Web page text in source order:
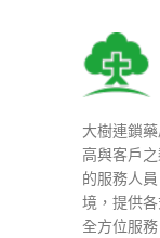
大樹連鎖
高與客戶
的服務人
境，提供
全方位服